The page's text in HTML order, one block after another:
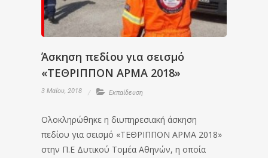
Άσκηση πεδίου για σεισμό
«ΤΕΘΡΙΠΠΟΝ ΑΡΜΑ 2018»
3 Μαΐου, 2018 Εκπαίδευση
Ολοκληρώθηκε η διυπηρεσιακή άσκηση
πεδίου για σεισμό «ΤΕΘΡΙΠΠΟΝ ΑΡΜΑ 2018»
στην Π.Ε Δυτικού Τομέα Αθηνών, η οποία